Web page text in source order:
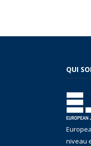
QUI
niveau